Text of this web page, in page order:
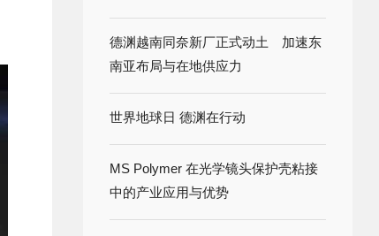
德渊越南同奈新厂正式动土 加速东
南亚布局与在地供应力
世界地球日 德渊在行动
MS Polymer 在光学镜头保护壳粘接
中的产业应用与优势